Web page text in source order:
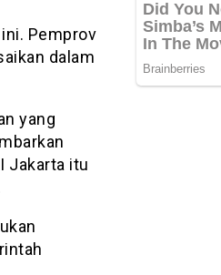
Pemprov
dalam
yang
Jakarta itu